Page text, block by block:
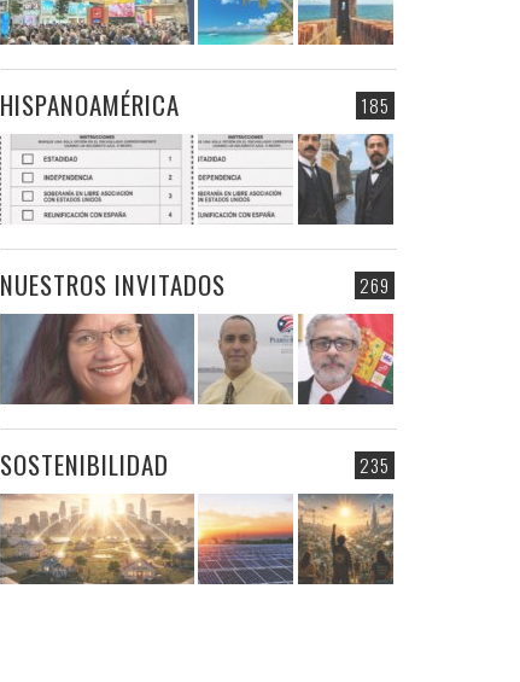
185
HISPANOAMÉRICA
269
NUESTROS INVITADOS
235
SOSTENIBILIDAD